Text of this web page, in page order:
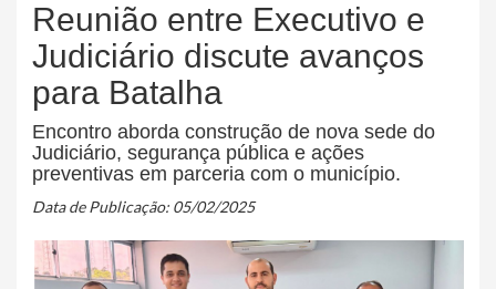
Reunião entre Executivo e
Judiciário discute avanços
para Batalha
Encontro aborda construção de nova sede do
Judiciário, segurança pública e ações
preventivas em parceria com o município.
Data de Publicação: 05/02/2025